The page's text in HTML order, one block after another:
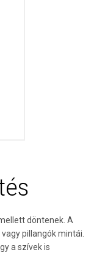
döntenek. A
pillangók mintái.
a szívek is